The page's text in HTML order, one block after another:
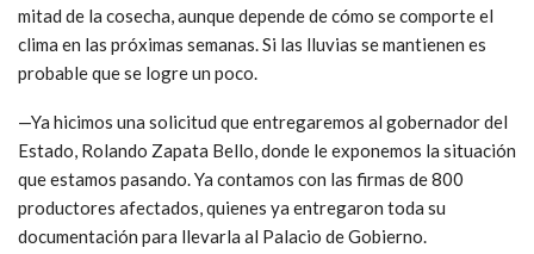
mitad de la cosecha, aunque depende de cómo se comporte el
clima en las próximas semanas. Si las lluvias se mantienen es
probable que se logre un poco.
—Ya hicimos una solicitud que entregaremos al gobernador del
Estado, Rolando Zapata Bello, donde le exponemos la situación
que estamos pasando. Ya contamos con las firmas de 800
productores afectados, quienes ya entregaron toda su
documentación para llevarla al Palacio de Gobierno.